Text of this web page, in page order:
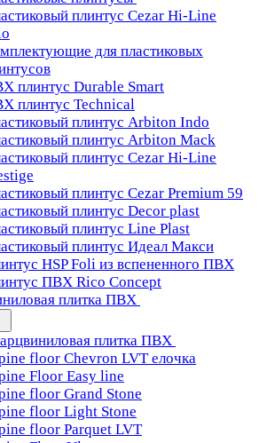
плинтус Cezar Hi-Line
для пластиковых
плинтус Durable Smart
плинтус Technical
плинтус Arbiton Indo
плинтус Arbiton Mack
плинтус Cezar Hi-Line
плинтус Cezar Premium 59
плинтус Decor plast
плинтус Line Plast
плинтус Идеал Макси
HSP Foli из вспененного ПВХ
ПВХ Rico Concept
плитка ПВХ
плитка ПВХ
floor Chevron LVT елочка
Floor Easy line
floor Grand Stone
floor Light Stone
floor Parquet LVT